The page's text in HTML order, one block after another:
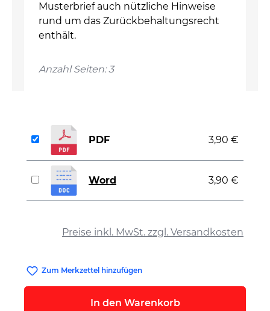
Musterbrief auch nützliche Hinweise
rund um das Zurückbehaltungsrecht
enthält.
Anzahl Seiten: 3
Preise inkl. MwSt. zzgl. Versandkosten
PDF 3,90 €
Word 3,90 €
Zum Merkzettel hinzufügen
In den Warenkorb